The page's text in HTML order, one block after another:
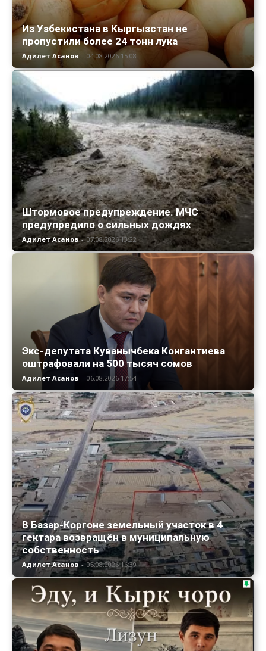
Из Узбекистана в Кыргызстан не
пропустили более 24 тонн лука
Адилет Асанов - 04.08.2026 15:08
Штормовое предупреждение. МЧС
предупредило о сильных дождях
Адилет Асанов - 07.08.2026 13:22
Экс-депутата Куванычбека Конгантиева
оштрафовали на 500 тысяч сомов
Адилет Асанов - 06.08.2026 17:54
В Базар-Коргоне земельный участок в 4
гектара возвращён в муниципальную
собственность
Адилет Асанов - 05.08.2026 16:39